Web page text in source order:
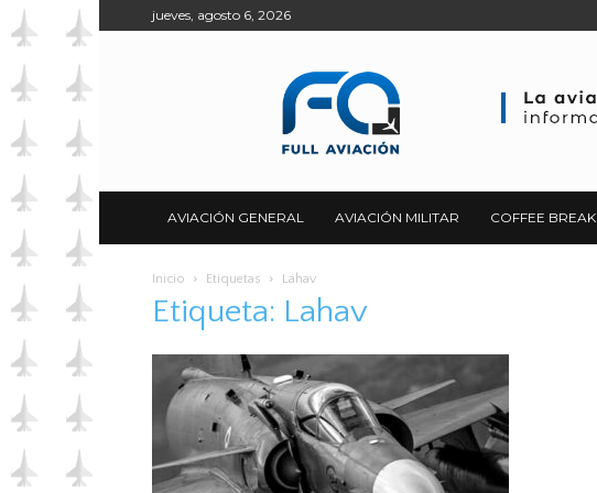
jueves, agosto 6, 2026
AVIACIÓN GENERAL AVIACIÓN MILITAR COFFEE BREAK
Inicio Etiquetas Lahav
Etiqueta: Lahav